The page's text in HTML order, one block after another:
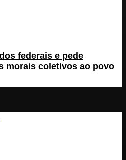
federais e pede
morais coletivos ao povo